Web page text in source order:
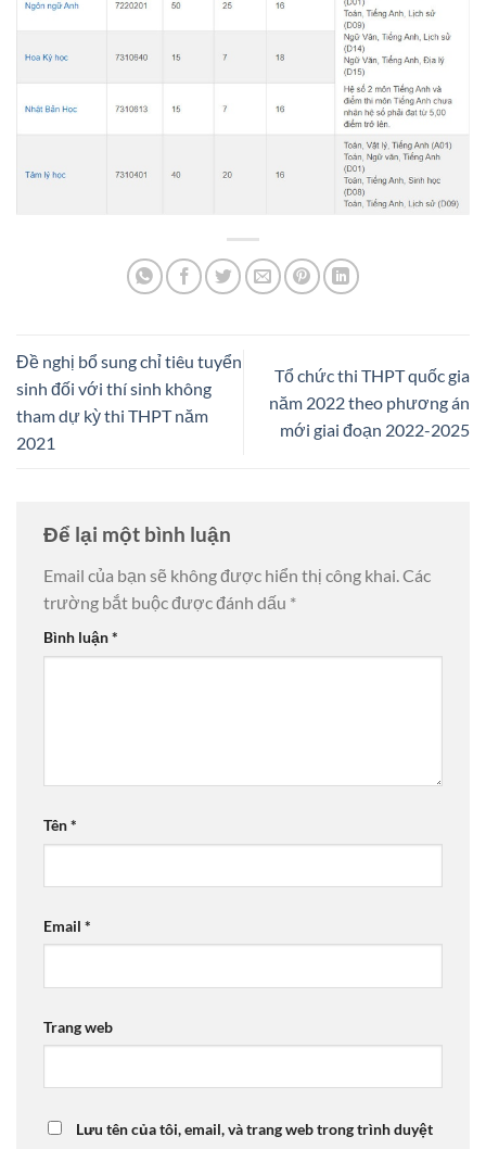
Đề nghị bổ sung chỉ tiêu tuyển
sinh đối với thí sinh không
tham dự kỳ thi THPT năm
2021
Tổ chức thi THPT quốc gia
năm 2022 theo phương án
mới giai đoạn 2022-2025
Để lại một bình luận
Email của bạn sẽ không được hiển thị công khai.Các
trường bắt buộc được đánh dấu *
Bình luận*
Tên*
Email *
Trang web
Lưu tên của tôi, email, và trang web trong trình duyệt